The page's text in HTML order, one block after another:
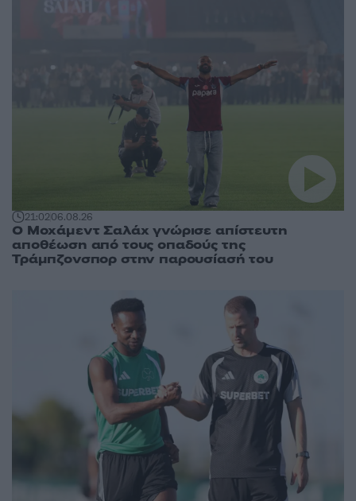
21:0206.08.26
Ο Μοχάμεντ Σαλάχ γνώρισε απίστευτη
αποθέωση από τους οπαδούς της
Τράμπζονσπορ στην παρουσίασή του